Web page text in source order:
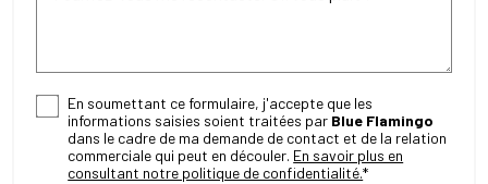
En soumettant ce formulaire, j'accepte que les
informations saisies soient traitées par Blue Flamingo
dans le cadre de ma demande de contact et de la relation
commerciale qui peut en découler. En savoir plus en
consultant notre politique de confidentialité.*